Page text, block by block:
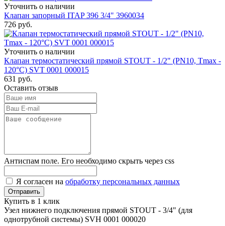
Уточнить о наличии
Клапан запорный ITAP 396 3/4" 3960034
726 руб.
Уточнить о наличии
Клапан термостатический прямой STOUT - 1/2" (PN10, Tmax -
120°С) SVT 0001 000015
631 руб.
Оставить отзыв
Антиспам поле. Его необходимо скрыть через css
Я согласен на обработку персональных данных
Купить в 1 клик
Узел нижнего подключения прямой STOUT - 3/4" (для
однотрубной системы) SVH 0001 000020